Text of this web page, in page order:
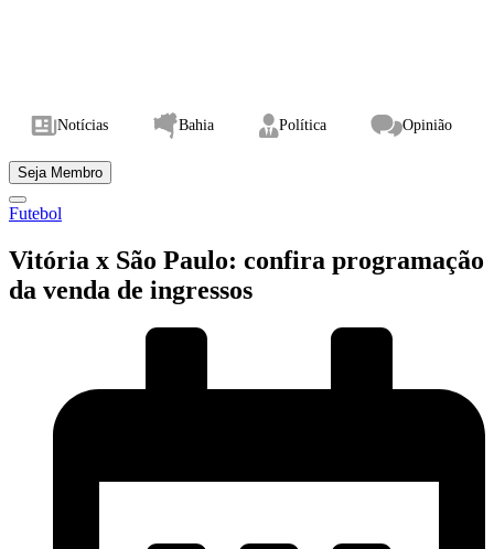
Notícias Bahia Política Opinião
Seja Membro
Futebol
Vitória x São Paulo: confira programação
da venda de ingressos